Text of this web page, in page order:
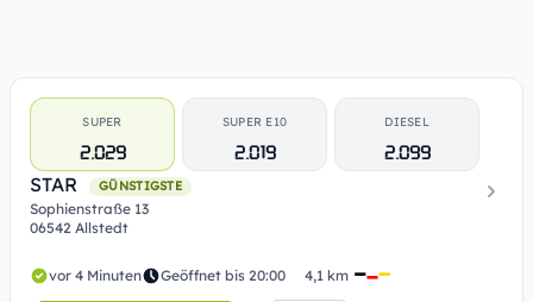
SUPER
2.029
SUPER E10
2.019
DIESEL
2.099
STAR
GÜNSTIGSTE
Sophienstraße 13
06542 Allstedt
vor 4 Minuten Geöffnet bis 20:00 4,1 km